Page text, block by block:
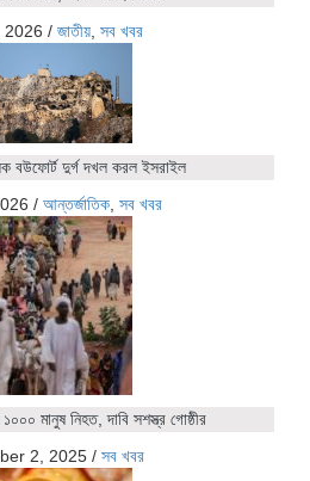
2026 / জাতীয়, সব খবর
বউফোর্ট দুর্গ দখল করল ইসরাইল
/ আন্তর্জাতিক, সব খবর
মানুষ নিহত, দাবি সশস্ত্র গোষ্ঠীর
2, 2025 / সব খবর